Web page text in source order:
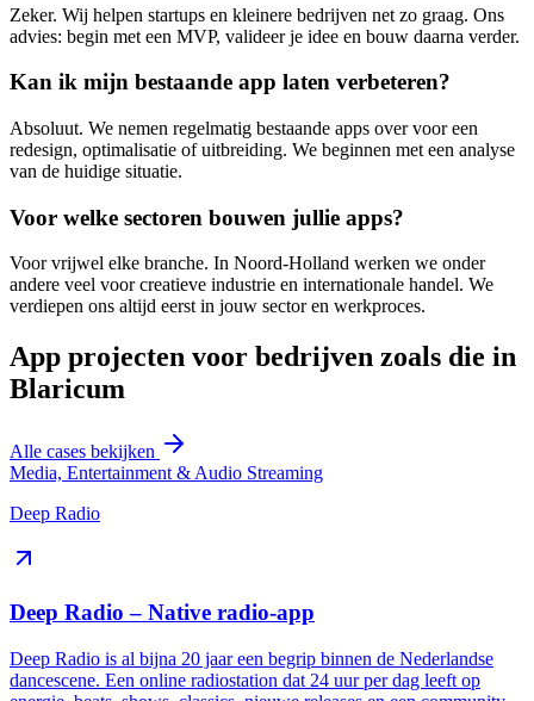
Zeker. Wij helpen startups en kleinere bedrijven net zo graag. Ons
advies: begin met een MVP, valideer je idee en bouw daarna verder.
Kan ik mijn bestaande app laten verbeteren?
Absoluut. We nemen regelmatig bestaande apps over voor een
redesign, optimalisatie of uitbreiding. We beginnen met een analyse
van de huidige situatie.
Voor welke sectoren bouwen jullie apps?
Voor vrijwel elke branche. In Noord-Holland werken we onder
andere veel voor creatieve industrie en internationale handel. We
verdiepen ons altijd eerst in jouw sector en werkproces.
App projecten voor bedrijven zoals die in
Blaricum
Alle cases bekijken
Media, Entertainment & Audio Streaming
Deep Radio
Deep Radio – Native radio-app
Deep Radio is al bijna 20 jaar een begrip binnen de Nederlandse
dancescene. Een online radiostation dat 24 uur per dag leeft op